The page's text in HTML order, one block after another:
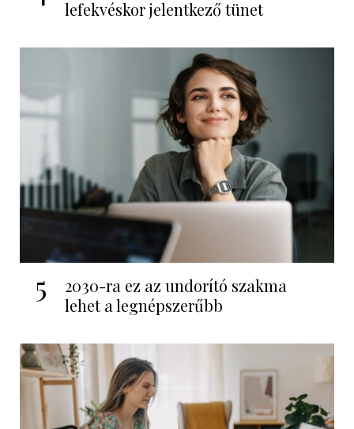
lefekvéskor jelentkező tünet
5
2030-ra ez az undorító szakma
lehet a legnépszerűbb